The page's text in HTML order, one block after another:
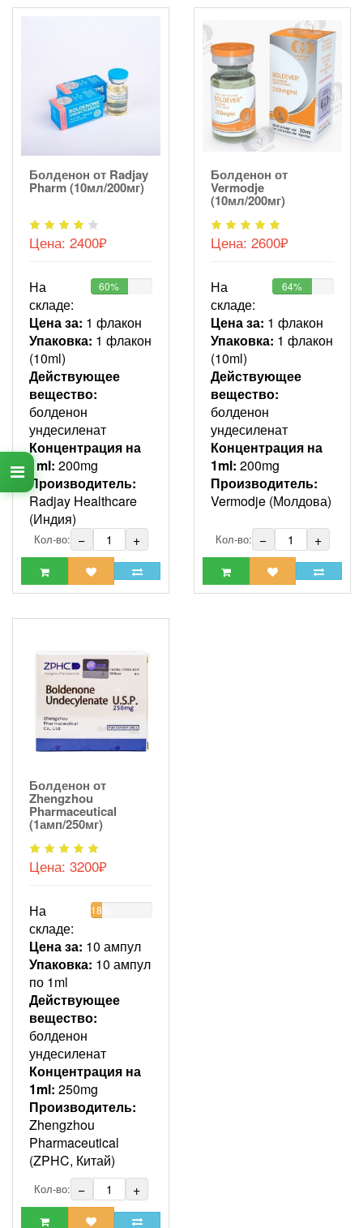
Болденон от Radjay
Pharm (10мл/200мг)
Цена: 2400₽
На
складе:
60%
Цена за: 1 флакон
Упаковка: 1 флакон
(10ml)
Действующее
вещество:
болденон
ундесиленат
Концентрация на
1ml: 200mg
Производитель:
Radjay Healthcare
(Индия)
Кол-во: − +
Болденон от
Vermodje
(10мл/200мг)
Цена: 2600₽
На
складе:
64%
Цена за: 1 флакон
Упаковка: 1 флакон
(10ml)
Действующее
вещество:
болденон
ундесиленат
Концентрация на
1ml: 200mg
Производитель:
Vermodje (Молдова)
Кол-во: − +
Болденон от
Zhengzhou
Pharmaceutical
(1амп/250мг)
Цена: 3200₽
На
складе:
18%
Цена за: 10 ампул
Упаковка: 10 ампул
по 1ml
Действующее
вещество:
болденон
ундесиленат
Концентрация на
1ml: 250mg
Производитель:
Zhengzhou
Pharmaceutical
(ZPHC, Китай)
Кол-во: − +